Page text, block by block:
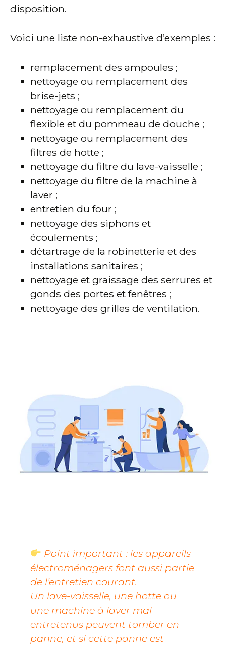
disposition.
Voici une liste non-exhaustive d’exemples :
remplacement des ampoules ;
nettoyage ou remplacement des
brise-jets ;
nettoyage ou remplacement du
flexible et du pommeau de douche ;
nettoyage ou remplacement des
filtres de hotte ;
nettoyage du filtre du lave-vaisselle ;
nettoyage du filtre de la machine à
laver ;
entretien du four ;
nettoyage des siphons et
écoulements ;
détartrage de la robinetterie et des
installations sanitaires ;
nettoyage et graissage des serrures et
gonds des portes et fenêtres ;
nettoyage des grilles de ventilation.
Point important : les appareils
électroménagers font aussi partie
de l’entretien courant.
Un lave-vaisselle, une hotte ou
une machine à laver mal
entretenus peuvent tomber en
panne, et si cette panne est